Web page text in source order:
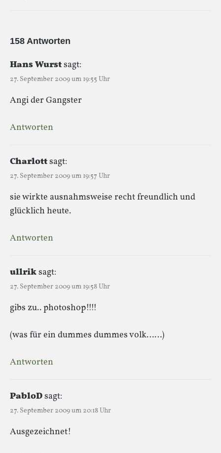
158 Antworten
Hans Wurstsagt:
27. September 2009 um 19:55 Uhr
Angi der Gangster
Antworten
Charlottsagt:
27. September 2009 um 19:57 Uhr
sie wirkte ausnahmsweise recht freundlich und
glücklich heute.
Antworten
ullriksagt:
27. September 2009 um 19:58 Uhr
gibs zu.. photoshop!!!!
(was für ein dummes dummes volk……)
Antworten
PabloDsagt:
27. September 2009 um 20:18 Uhr
Ausgezeichnet!